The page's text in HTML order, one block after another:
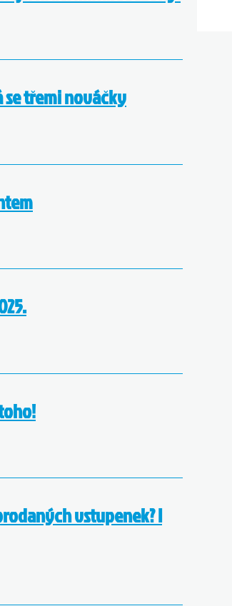
se třemi nováčky
vstupenek? I